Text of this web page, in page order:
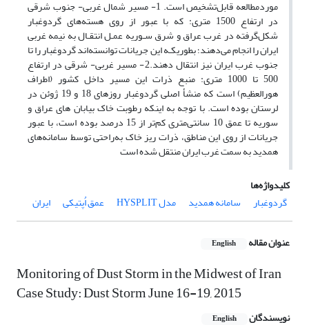
موردمطالعه قابل‌تشخیص است. 1- مسیر شمال غربی- جنوب شرقی
در ارتفاع 1500 متری: که با عبور از روی هسته‌های گردوغبار
شکل‌گرفته در غرب عراق و شرق سـوریه عمـل انتقـال به نیمه غربی
ایران را انجام می‌دهند؛ بطوریکـه این جریانات توانسته‌اند گردوغبار را تا
جنوب غرب ایران نیز انتقال دهند.2- مسیر غربی- شرقی در ارتفاع
500 تا 1000 متری: منبع ذرات این مسیر داخل کشور (اطراف
هورالعظیم) است که منشأ اصلی گردوغبار روزهای 18 و 19 ژوئن در
لرستان بوده است. با توجه به اینکه رطوبت خاک بیابان های عراق و
سوریه تا عمق 10 سانتی‌متری کم‌تر از 15 درصد بوده است، با عبور
جریانات از روی این مناطق، ذرات ریز خاک به‌راحتی توسط سامانه‌های
همدید به سمت غرب ایران منتقل شده است
کلیدواژه‌ها
گردوغبار
سامانه همدید مدل HYSPLIT عمق اُپتیکی ایران
عنوان مقاله English
Monitoring of Dust Storm in the Midwest of Iran
Case Study: Dust Storm June 16-19, 2015
نویسندگان English